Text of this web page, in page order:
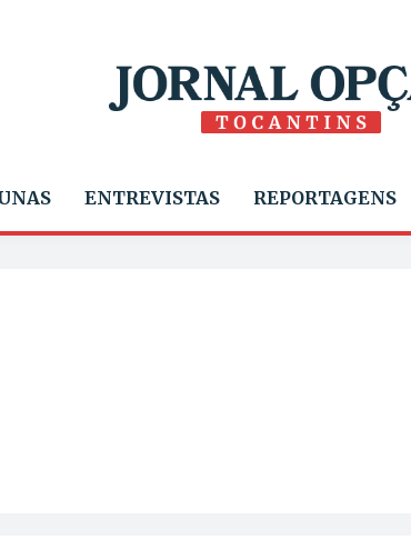
ENTREVISTAS REPORTAGENS